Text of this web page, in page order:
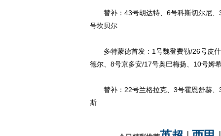
替补：43号胡达特、6号科斯切尔尼、
号坎贝尔
多特蒙德首发：1号魏登费勒/26号皮什
德尔、8号京多安/17号奥巴梅扬、10号姆
替补：22号兰格拉克、3号霍恩舒赫、
斯